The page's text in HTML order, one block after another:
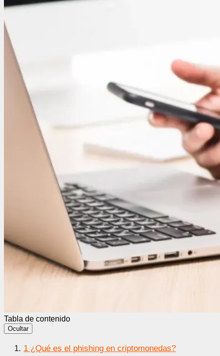
Tabla de contenido
Ocultar
1 ¿Qué es el phishing en criptomonedas?